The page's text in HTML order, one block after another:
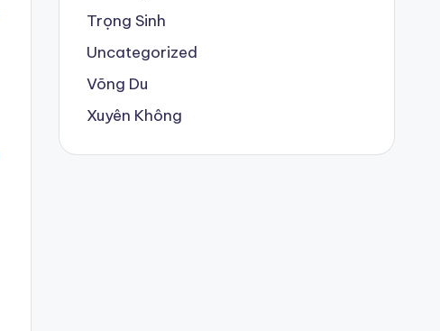
Trọng Sinh
Uncategorized
Võng Du
Xuyên Không